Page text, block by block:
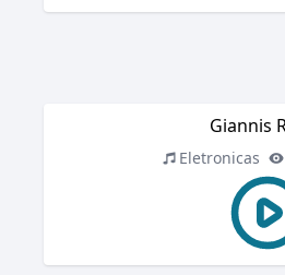
Giannis
Eletronicas